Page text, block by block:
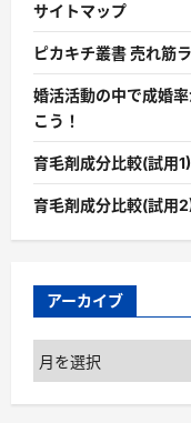
サイトマップ
ピカキチ叢書 売れ筋
婚活活動の中で成婚
こう！
育毛剤成分比較(試用1)
育毛剤成分比較(試用
アーカイブ
ア
ー
カ